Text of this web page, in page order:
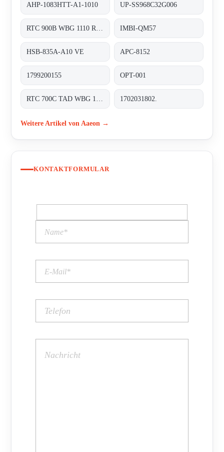
AHP-1083HTT-A1-1010 UP-SS968C32G006
IMBI-QM57
HSB-835A-A10 VE APC-8152
1799200155 OPT-001
1702031802.
Weitere Artikel von Aaeon →
KONTAKTFORMULAR